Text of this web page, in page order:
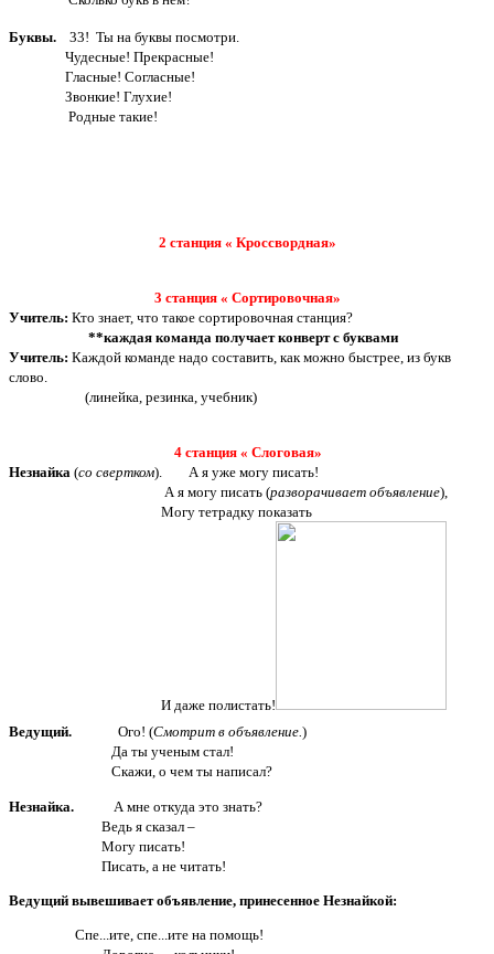
Буквы. 33! Ты на буквы посмотри.
Чудесные! Прекрасные!
Гласные! Согласные!
Звонкие! Глухие!
Родные такие!
2 станция « Кроссвордная»
3 станция « Сортировочная»
Учитель: Кто знает, что такое сортировочная станция?
**каждая команда получает конверт с буквами
Учитель: Каждой команде надо составить, как можно быстрее, из букв
слово.
(линейка, резинка, учебник)
4 станция « Слоговая»
Незнайка (со свертком). А я уже могу писать!
А я могу писать (разворачивает объявление),
Могу тетрадку показать
И даже полистать!
Ведущий. Ого! (Смотрит в объявление.)
Да ты ученым стал!
Скажи, о чем ты написал?
Незнайка. А мне откуда это знать?
Ведь я сказал –
Могу писать!
Писать, а не читать!
Ведущий вывешивает объявление, принесенное Незнайкой:
Спе...ите, спе...ите на помощь!